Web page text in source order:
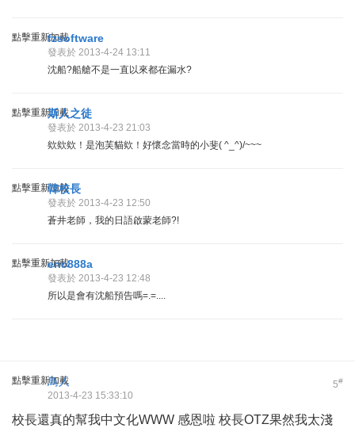
點擊重新加載fzsoftware
發表於 2013-4-24 13:11
沈船?船艙不是一直以來都在漏水?
點擊重新加載斯人之徒
發表於 2013-4-23 21:03
欸欸欸！是泡芙貓欸！好懷念當時的小斐( ^_^)/~~~
點擊重新加載
韓校長
發表於 2013-4-23 12:50
蒼井老師，我的日語啟蒙老師?!
點擊重新加載eric888a
發表於 2013-4-23 12:48
所以是會有沈船預告嗎=.=....
點擊重新加載 5#
鳥人
2013-4-23 15:33:10
校長還真的幫我中文化WWW 感恩啦 校長OTZ果然我太淺